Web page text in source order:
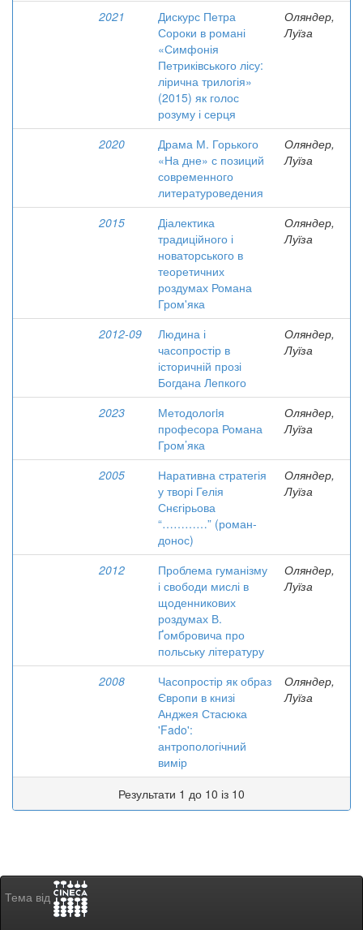
2021
Дискурс Петра
Сороки в романі
«Симфонія
Петриківського лісу:
лірична трилогія»
(2015) як голос
розуму і серця
Оляндер,
Луїза
2020
Драма М. Горького
«На дне» с позиций
современного
литературоведения
Оляндер,
Луїза
2015
Діалектика
традиційного і
новаторського в
теоретичних
роздумах Романа
Гром'яка
Оляндер,
Луїза
2012-09
Людина і
часопростір в
історичній прозі
Богдана Лепкого
Оляндер,
Луїза
2023
Методологiя
професора Романа
Гром’яка
Оляндер,
Луїза
2005
Наративна стратегія
у творі Гелія
Снєгірьова
“…………” (роман-
донос)
Оляндер,
Луїза
2012
Проблема гуманізму
і свободи мислі в
щоденникових
роздумах В.
Ґомбровича про
польську літературу
Оляндер,
Луїза
2008
Часопростір як образ
Європи в книзі
Анджея Стасюка
'Fado':
антропологічний
вимір
Оляндер,
Луїза
Результати 1 до 10 із 10
Тема від